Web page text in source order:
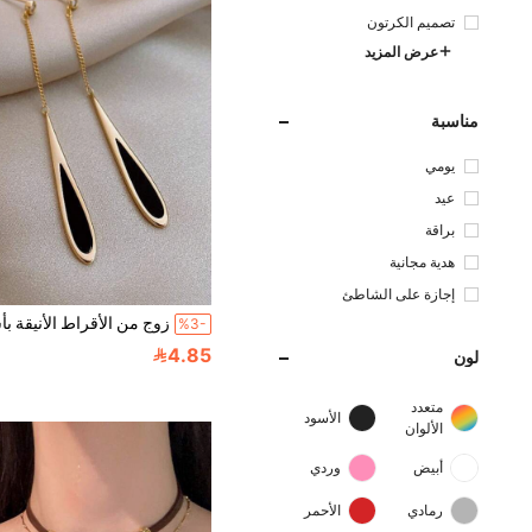
تصميم الكرتون
عرض المزيد
مناسبة
يومي
عيد
براقة
هدية مجانية
إجازة على الشاطئ
لون
متعدد
الألوان
الأسود
أبيض وردي
رمادي الأحمر
%3-
4.85